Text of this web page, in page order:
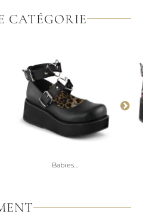
CATÉGORIE
Babies...